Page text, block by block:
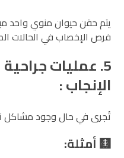
يتم حقن حيوان منوي واحد
فرص الإخصاب في الحالات
5. عمليات
الإنجاب :
تُجرى في حال وجود مشاكل
🩻 أمثلة: